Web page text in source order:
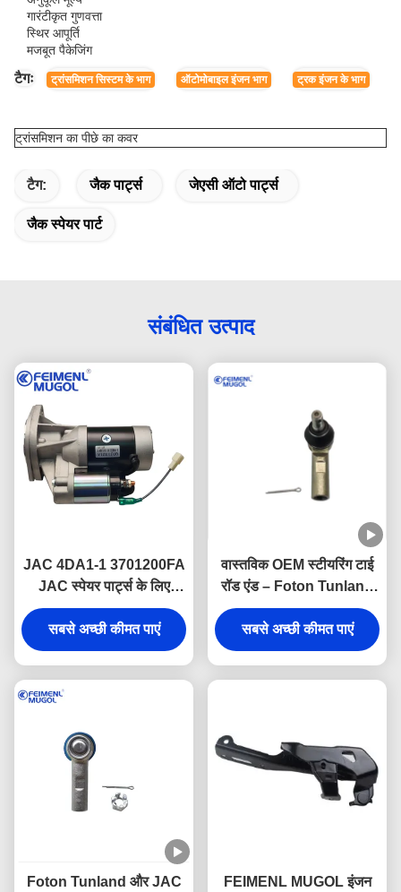
गारंटीकृत गुणवत्ता
स्थिर आपूर्ति
मजबूत पैकेजिंग
टैगः ट्रांसमिशन सिस्टम के भाग ऑटोमोबाइल इंजन भाग ट्रक इंजन के भाग
ट्रांसमिशन का पीछे का कवर
टैग: जैक पार्ट्स जेएसी ऑटो पार्ट्स
जैक स्पेयर पार्ट
संबंधित उत्पाद
JAC 4DA1-1 3701200FA
JAC स्पेयर पार्ट्स के लिए
स्टार्टर
सबसे अच्छी कीमत पाएं
वास्तविक OEM स्टीयरिंग टाई
रॉड एंड – Foton Tunland
और JAC T6 के लिए हेवी-ड्यूटी
6 होल – 6 लग 4WD M14
सबसे अच्छी कीमत पाएं
Foton Tunland और JAC
FEIMENL MUGOL इंजन